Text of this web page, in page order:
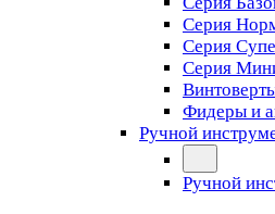
Серия
Серия
Серия
Фидеры и
Ручной
Ручной